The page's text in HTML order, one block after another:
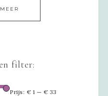
filter:
Prijs: € 1 — € 33